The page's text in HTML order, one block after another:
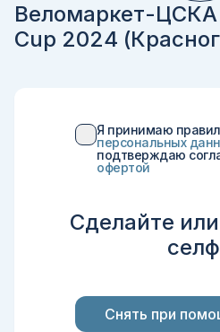
Веломаркет-
Cup 2024
Я принимаю
персональных
подтверждаю
офертой
Сделайте
Снять при